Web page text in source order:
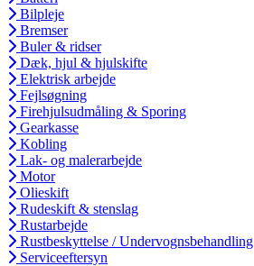
Bilpleje
Bremser
Buler & ridser
Dæk, hjul & hjulskifte
Elektrisk arbejde
Fejlsøgning
Firehjulsudmåling & Sporing
Gearkasse
Kobling
Lak- og malerarbejde
Motor
Olieskift
Rudeskift & stenslag
Rustarbejde
Rustbeskyttelse / Undervognsbehandling
Serviceeftersyn